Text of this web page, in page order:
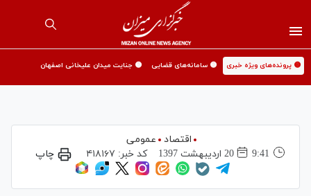
🟡 پرونده‌های ویژه خبری 🟡 سامانه‌های قضایی 🟡 جنایت میدان علیخانی اصفهان
اقتصاد
عمومی
9:41
20 ارديبهشت 1397 کد خبر: ۴۱۸۱۶۷ چاپ